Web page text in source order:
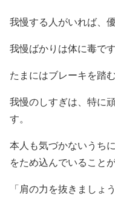
我慢する人がいれば、
我慢ばかりは体に毒です
たまにはブレーキを踏
我慢のしすぎは、特に
す。
本人も気づかないうち
をため込んでいること
「肩の力を抜きましょう